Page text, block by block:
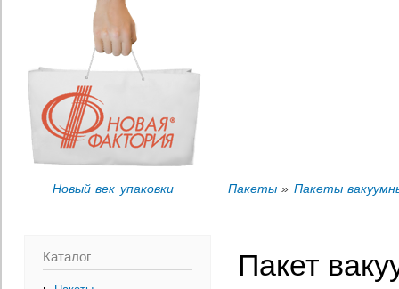
Новый век упаковки Пакеты » Пакеты
Каталог Пакет